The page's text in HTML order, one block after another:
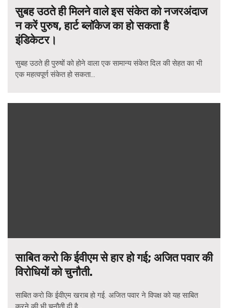
सुबह उठते ही मिलने वाले इस संकेत को नजरअंदाज
न करें पुरुष, हार्ट ब्लॉकेज का हो सकता है
इंडिकेटर।
सुबह उठते ही पुरुषों को होने वाला एक सामान्य संकेत दिल की सेहत का भी
एक महत्वपूर्ण संकेत हो सकता...
साबित करो कि ईवीएम से हार हो गई; अजित पवार की
विरोधियों को चुनौती.
साबित करो कि ईवीएम खराब हो गई. अजित पवार ने विपक्ष को यह साबित